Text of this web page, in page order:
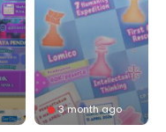
3 month ago